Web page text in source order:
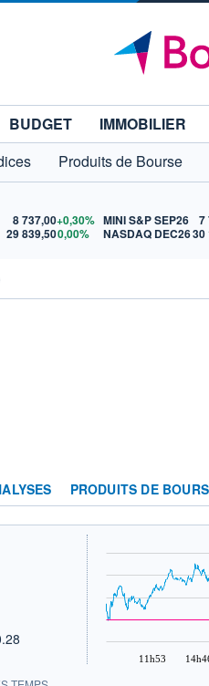
BUDGET IMMOBILIER
Produits de Bourse
8 737,00+0,30%
29 839,500,00%
MINI S&P SEP26 7
NASDAQ DEC2630
PRODUITS DE
11h53